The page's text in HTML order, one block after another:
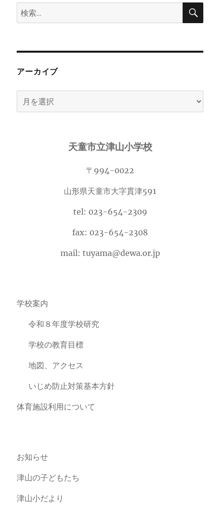
検
索:
検
アーカイブ
ー
天童市立津山小学校
〒994-0022
山形県天童市大字貫津591
tel: 023-654-2309
fax: 023-654-2308
mail: tuyama@dewa.or.jp
学校案内
令和８年度学校研究
学校の教育目標
地図、アクセス
いじめ防止対策基本方針
体育施設利用について
お知らせ
津山の子どもたち
津山小だより